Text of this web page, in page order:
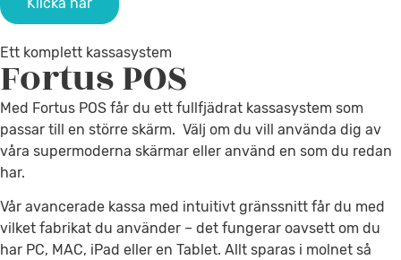
Ett komplett kassasystem
FortusPOS
Med Fortus POS får du ett fullfjädrat kassasystem som
passar till en större skärm. Välj om du vill använda dig av
våra supermoderna skärmar eller använd en som du redan
har.
Vår avancerade kassa med intuitivt gränssnitt får du med
vilket fabrikat du använder – det fungerar oavsett om du
har PC, MAC, iPad eller en Tablet. Allt sparas i molnet så